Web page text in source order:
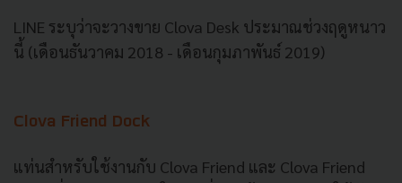
LINE ระบุว่าจะวางขาย Clova Desk ประมาณช่วงฤดูหนาว
นี้ (เดือนธันวาคม 2018 - เดือนกุมภาพันธ์ 2019)
Clova Friend Dock
แท่นสำหรับใช้งานกับ Clova Friend และ Clova Friend